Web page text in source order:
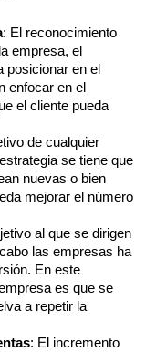
: El reconocimiento
empresa, el
posicionar en el
enfocar en el
el cliente pueda
de cualquier
se tiene que
nuevas o bien
mejorar el número
al que se dirigen
las empresas ha
En este
es que se
a repetir la
: El incremento